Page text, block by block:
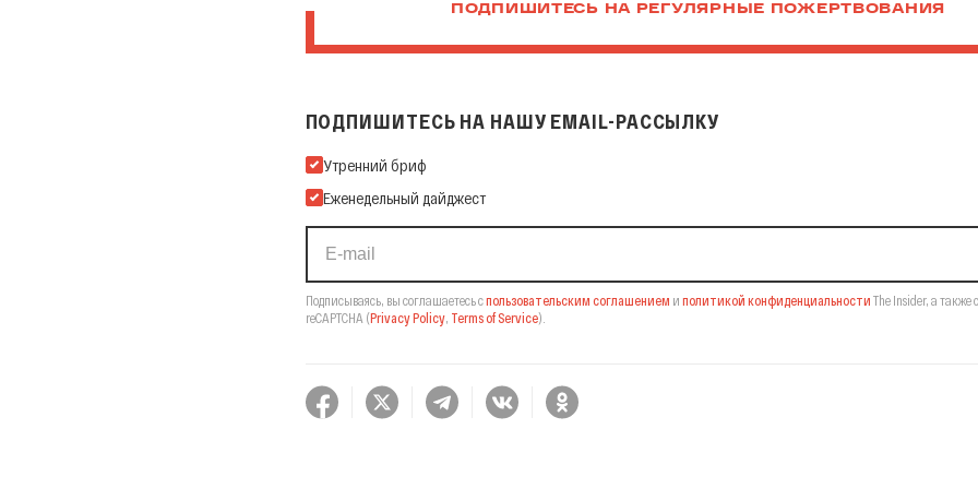
ПОДПИШИТЕСЬ НА РЕГУЛЯРНЫЕ ПОЖЕРТВОВАНИЯ
ПОДПИШИТЕСЬ НА НАШУ EMAIL-РАССЫЛКУ
Подпишитесь на нашу Email-рассылку
Утренний бриф
Еженедельный дайджест
Подписываясь, вы соглашаетесь спользовательским соглашением и политикой конфиденциальности The Insider, а также
reCAPTCHA (Privacy Policy, Terms of Service).